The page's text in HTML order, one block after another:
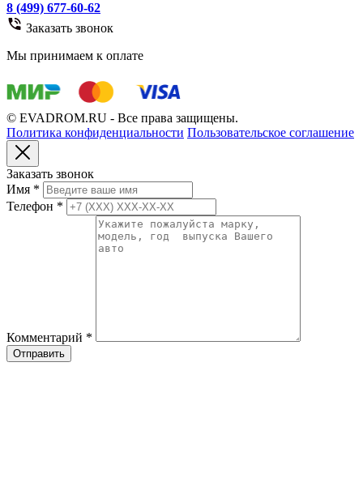
8 (499) 677-60-62
Заказать звонок
Мы принимаем к оплате
© EVADROM.RU - Все права защищены.
Политика конфиденциальности Пользовательское соглашение
Заказать звонок
Имя *
Телефон *
Комментарий *
Отправить